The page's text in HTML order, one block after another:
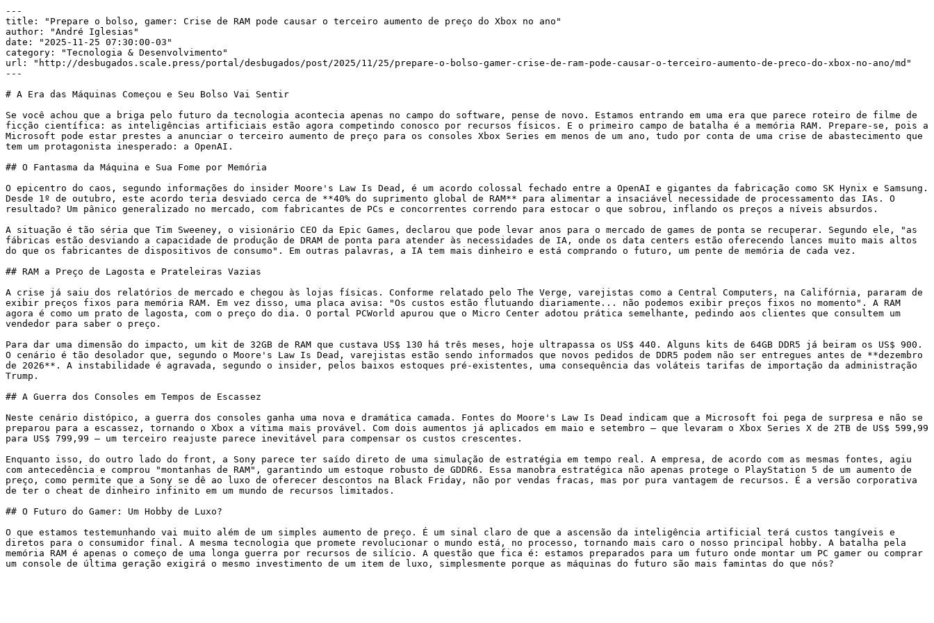
---
title: "Prepare o bolso, gamer: Crise de RAM pode causar o terceiro aumento de preço do Xbox no ano"
author: "André Iglesias"
date: "2025-11-25 07:30:00-03"
category: "Tecnologia & Desenvolvimento"
url: "http://desbugados.scale.press/portal/desbugados/post/2025/11/25/prepare-o-bolso-gamer-crise-de-ram-pode-causar-o-terceiro-aumento-de-preco-do-xbox-no-ano/md"
---
# A Era das Máquinas Começou e Seu Bolso Vai Sentir
Se você achou que a briga pelo futuro da tecnologia acontecia apenas no campo do software, pense de novo. Estamos entrando em uma era que parece roteiro de filme de
ficção científica: as inteligências artificiais estão agora competindo conosco por recursos físicos. E o primeiro campo de batalha é a memória RAM. Prepare-se, pois a
Microsoft pode estar prestes a anunciar o terceiro aumento de preço para os consoles Xbox Series em menos de um ano, tudo por conta de uma crise de abastecimento que
tem um protagonista inesperado: a OpenAI.
## O Fantasma da Máquina e Sua Fome por Memória
O epicentro do caos, segundo informações do insider Moore's Law Is Dead, é um acordo colossal fechado entre a OpenAI e gigantes da fabricação como SK Hynix e Samsung.
Desde 1º de outubro, este acordo teria desviado cerca de **40% do suprimento global de RAM** para alimentar a insaciável necessidade de processamento das IAs. O
resultado? Um pânico generalizado no mercado, com fabricantes de PCs e concorrentes correndo para estocar o que sobrou, inflando os preços a níveis absurdos.
A situação é tão séria que Tim Sweeney, o visionário CEO da Epic Games, declarou que pode levar anos para o mercado de games de ponta se recuperar. Segundo ele, "as
fábricas estão desviando a capacidade de produção de DRAM de ponta para atender às necessidades de IA, onde os data centers estão oferecendo lances muito mais altos
do que os fabricantes de dispositivos de consumo". Em outras palavras, a IA tem mais dinheiro e está comprando o futuro, um pente de memória de cada vez.
## RAM a Preço de Lagosta e Prateleiras Vazias
A crise já saiu dos relatórios de mercado e chegou às lojas físicas. Conforme relatado pelo The Verge, varejistas como a Central Computers, na Califórnia, pararam de
exibir preços fixos para memória RAM. Em vez disso, uma placa avisa: "Os custos estão flutuando diariamente... não podemos exibir preços fixos no momento". A RAM
agora é como um prato de lagosta, com o preço do dia. O portal PCWorld apurou que o Micro Center adotou prática semelhante, pedindo aos clientes que consultem um
vendedor para saber o preço.
Para dar uma dimensão do impacto, um kit de 32GB de RAM que custava US$ 130 há três meses, hoje ultrapassa os US$ 440. Alguns kits de 64GB DDR5 já beiram os US$ 900.
O cenário é tão desolador que, segundo o Moore's Law Is Dead, varejistas estão sendo informados que novos pedidos de DDR5 podem não ser entregues antes de **dezembro
de 2026**. A instabilidade é agravada, segundo o insider, pelos baixos estoques pré-existentes, uma consequência das voláteis tarifas de importação da administração
Trump.
## A Guerra dos Consoles em Tempos de Escassez
Neste cenário distópico, a guerra dos consoles ganha uma nova e dramática camada. Fontes do Moore's Law Is Dead indicam que a Microsoft foi pega de surpresa e não se
preparou para a escassez, tornando o Xbox a vítima mais provável. Com dois aumentos já aplicados em maio e setembro – que levaram o Xbox Series X de 2TB de US$ 599,99
para US$ 799,99 – um terceiro reajuste parece inevitável para compensar os custos crescentes.
Enquanto isso, do outro lado do front, a Sony parece ter saído direto de uma simulação de estratégia em tempo real. A empresa, de acordo com as mesmas fontes, agiu
com antecedência e comprou "montanhas de RAM", garantindo um estoque robusto de GDDR6. Essa manobra estratégica não apenas protege o PlayStation 5 de um aumento de
preço, como permite que a Sony se dê ao luxo de oferecer descontos na Black Friday, não por vendas fracas, mas por pura vantagem de recursos. É a versão corporativa
de ter o cheat de dinheiro infinito em um mundo de recursos limitados.
## O Futuro do Gamer: Um Hobby de Luxo?
O que estamos testemunhando vai muito além de um simples aumento de preço. É um sinal claro de que a ascensão da inteligência artificial terá custos tangíveis e
diretos para o consumidor final. A mesma tecnologia que promete revolucionar o mundo está, no processo, tornando mais caro o nosso principal hobby. A batalha pela
memória RAM é apenas o começo de uma longa guerra por recursos de silício. A questão que fica é: estamos preparados para um futuro onde montar um PC gamer ou comprar
um console de última geração exigirá o mesmo investimento de um item de luxo, simplesmente porque as máquinas do futuro são mais famintas do que nós?